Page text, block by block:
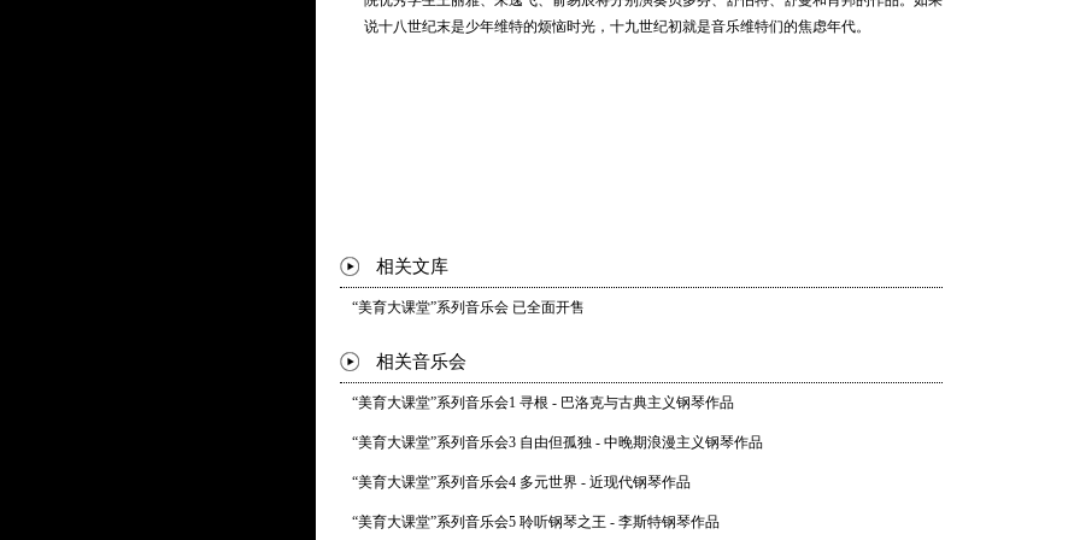
* 曲目以演出现场为准
说十八世纪末是少年维特的烦恼时光，十九世纪初就是音乐维特们的焦虑年代。
相关文库
“美育大课堂”系列音乐会 已全面开售
相关音乐会
“美育大课堂”系列音乐会1 寻根 - 巴洛克与古典主义钢琴作品
“美育大课堂”系列音乐会3 自由但孤独 - 中晚期浪漫主义钢琴作品
“美育大课堂”系列音乐会4 多元世界 - 近现代钢琴作品
“美育大课堂”系列音乐会5 聆听钢琴之王 - 李斯特钢琴作品